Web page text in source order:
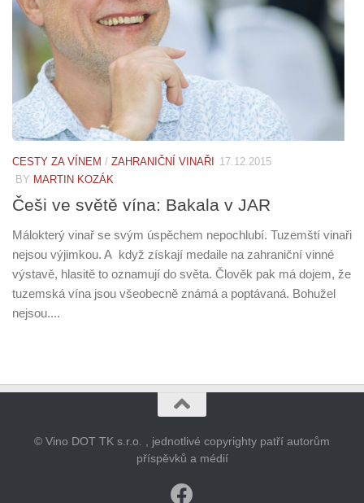
CESTY ZA VÍNEM / ZAHRANIČNÍ VINAŘI
17.12.2015
BY MARTIN KOZÁK
Češi ve světě vína: Bakala v JAR
Málokterý vinař se svým úspěchem nepochlubí. Tuzemští vinaři
nejsou výjimkou. A když získají medaile na zahraniční vinné
výstavě, hlasitě to oznamují do světa. Člověk pak má dojem, že
tuzemská vína jsou všeobecně známá a poptávaná. Bohužel
nejsou....
© Vino DOT TK s.r.o. , jednotlivé copyrighty patří autorům
příspěvků a médií